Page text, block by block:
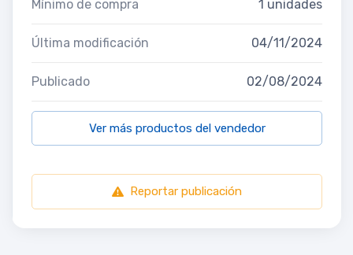
Mínimo de compra 1 unidades
Última modificación 04/11/2024
Publicado 02/08/2024
Ver más productos del vendedor
Reportar publicación